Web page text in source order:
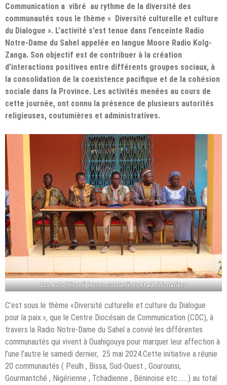
Communication a vibré au rythme de la diversité des
communautés sous le thème « Diversité culturelle et culture
du Dialogue ». L’activité s’est tenue dans l’enceinte Radio
Notre-Dame du Sahel appelée en langue Moore Radio Kolg-
Zanga. Son objectif est de contribuer à la création
d’interactions positives entre différents groupes sociaux, à
la consolidation de la coexistence pacifique et de la cohésion
sociale dans la Province. Les activités menées au cours de
cette journée, ont connu la présence de plusieurs autorités
religieuses, coutumières et administratives.
Les Autorités religieuses, coutumières et administratives
C’est sous le thème «Diversité culturelle et culture du Dialogue
pour la paix.», que le Centre Diocésain de Communication (CDC), à
travers la Radio Notre-Dame du Sahel a convié les différentes
communautés qui vivent à Ouahigouya pour marquer leur affection à
l’une l’autre le samedi dernier, 25 mai 2024.Cette initiative a réunie
20 communautés ( Peulh , Bissa, Sud-Ouest , Gourounsi,
Gourmantché , Nigérienne , Tchadienne , Béninoise etc.……) au total